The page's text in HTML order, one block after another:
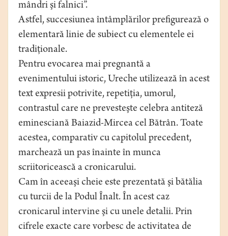
mândri şi falnici”.
Astfel, succesiunea întâmplărilor prefigurează o
elementară linie de subiect cu elementele ei
tradiţionale.
Pentru evocarea mai pregnantă a
evenimentului istoric, Ureche utilizează în acest
text expresii potrivite, repetiţia, umorul,
contrastul care ne prevesteşte celebra antiteză
eminesciană Baiazid-Mircea cel Bătrân. Toate
acestea, comparativ cu capitolul precedent,
marchează un pas înainte în munca
scriitoricească a cronicarului.
Cam în aceeaşi cheie este prezentată şi bătălia
cu turcii de la Podul Înalt. În acest caz
cronicarul intervine şi cu unele detalii. Prin
cifrele exacte care vorbesc de activitatea de